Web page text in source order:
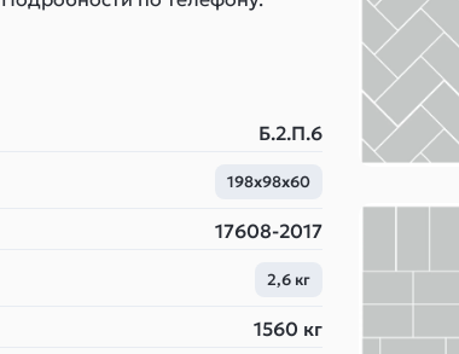
Б.2.П.6
198х98х60
17608-2017
2,6 кг
1560 кг